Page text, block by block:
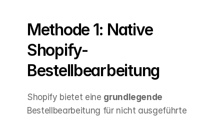
Methode 1: Native
Shopify-
Bestellbearbeitung
Shopify bietet eine grundlegende
Bestellbearbeitung für nicht ausgeführte